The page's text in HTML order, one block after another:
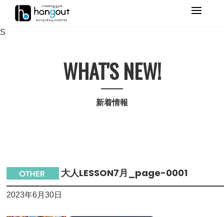
Primary
S
WHAT'S NEW!
新着情報
大人LESSON7月_page-0001
2023年6月30日